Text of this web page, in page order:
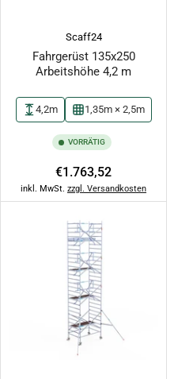
Scaff24
Fahrgerüst 135x250
Arbeitshöhe 4,2 m
4,2m 1,35m × 2,5m
VORRÄTIG
Normaler
Preis
€1.763,52
inkl. MwSt. zzgl. Versandkosten